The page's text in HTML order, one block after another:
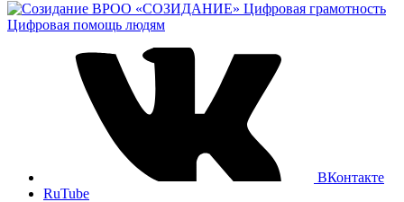
ВРОО «СОЗИДАНИЕ» Цифровая грамотность
Цифровая помощь людям
ВКонтакте
RuTube